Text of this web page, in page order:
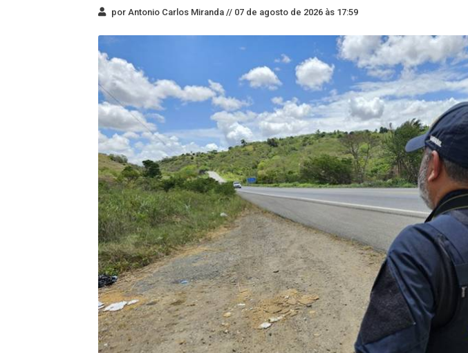
por Antonio Carlos Miranda // 07 de agosto de 2026 às 17:59